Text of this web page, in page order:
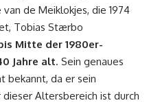
van de Meiklokjes, die 1974
Tobias Stærbo
Mitte der 1980er-
Jahre alt. Sein genaues
bekannt, da er sein
Altersbereich ist durch